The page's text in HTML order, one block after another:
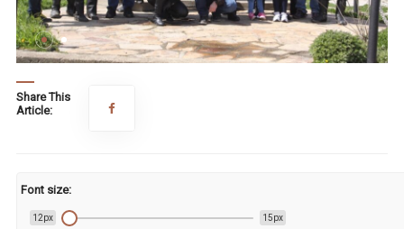
Share This
Article:
Font size:
12px 15px